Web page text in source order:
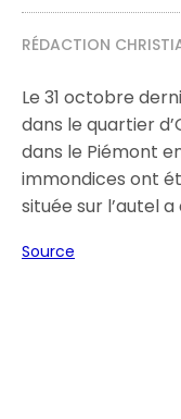
RÉDACTION
Le 31 octobre
dans le quartier
dans le Piémont
immondices ont
située sur l’autel
Source